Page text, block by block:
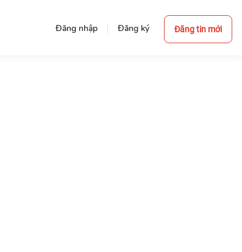
Đăng nhập Đăng ký Đăng tin mới